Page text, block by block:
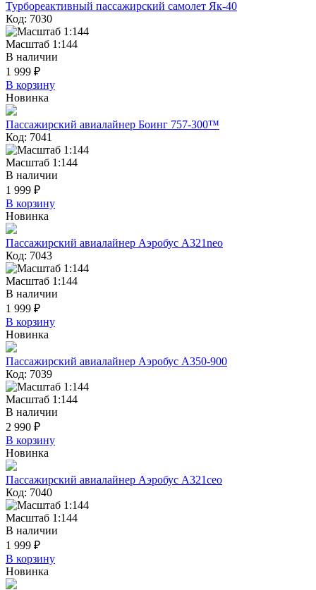
Турбореактивный пассажирский самолет Як-40
Код: 7030
Масштаб 1:144
В наличии
1 999 ₽
В корзину
Новинка
Пассажирский авиалайнер Боинг 757-300™
Код: 7041
Масштаб 1:144
В наличии
1 999 ₽
В корзину
Новинка
Пассажирский авиалайнер Аэробус А321neo
Код: 7043
Масштаб 1:144
В наличии
1 999 ₽
В корзину
Новинка
Пассажирский авиалайнер Аэробус А350-900
Код: 7039
Масштаб 1:144
В наличии
2 990 ₽
В корзину
Новинка
Пассажирский авиалайнер Аэробус А321сео
Код: 7040
Масштаб 1:144
В наличии
1 999 ₽
В корзину
Новинка